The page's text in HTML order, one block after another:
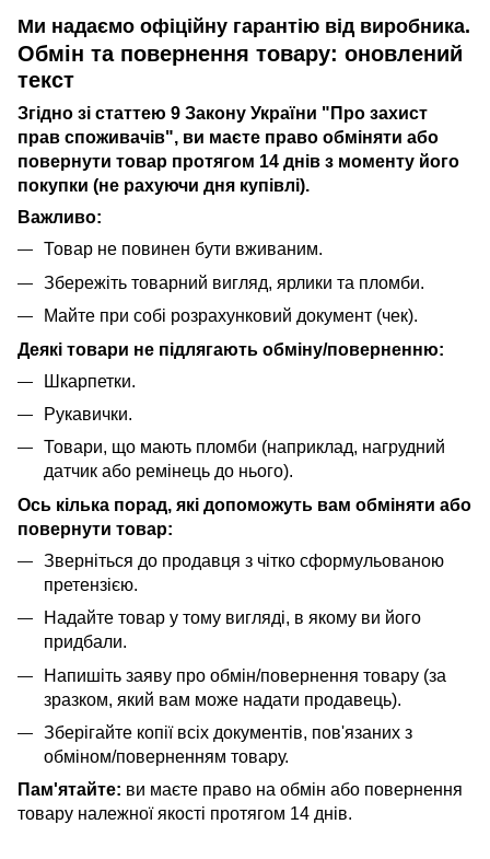
Ми надаємо офіційну гарантію від виробника.
Обмін та повернення товару: оновлений
текст
Згідно зі статтею 9 Закону України "Про захист
прав споживачів", ви маєте право обміняти або
повернути товар протягом 14 днів з моменту його
покупки (не рахуючи дня купівлі).
Важливо:
Товар не повинен бути вживаним.
Збережіть товарний вигляд, ярлики та пломби.
Майте при собі розрахунковий документ (чек).
Деякі товари не підлягають обміну/поверненню:
Шкарпетки.
Рукавички.
Товари, що мають пломби (наприклад, нагрудний
датчик або ремінець до нього).
Ось кілька порад, які допоможуть вам обміняти або
повернути товар:
Зверніться до продавця з чітко сформульованою
претензією.
Надайте товар у тому вигляді, в якому ви його
придбали.
Напишіть заяву про обмін/повернення товару (за
зразком, який вам може надати продавець).
Зберігайте копії всіх документів, пов'язаних з
обміном/поверненням товару.
Пам'ятайте: ви маєте право на обмін або повернення
товару належної якості протягом 14 днів.